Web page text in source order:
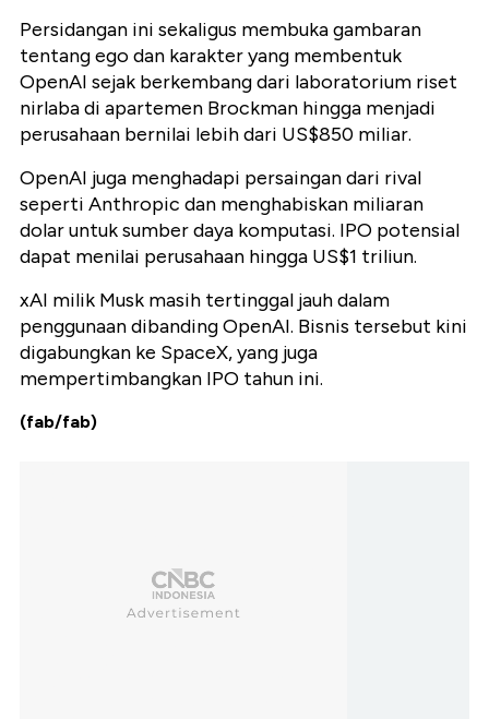
Persidangan ini sekaligus membuka gambaran
tentang ego dan karakter yang membentuk
OpenAI sejak berkembang dari laboratorium riset
nirlaba di apartemen Brockman hingga menjadi
perusahaan bernilai lebih dari US$850 miliar.
OpenAI juga menghadapi persaingan dari rival
seperti Anthropic dan menghabiskan miliaran
dolar untuk sumber daya komputasi. IPO potensial
dapat menilai perusahaan hingga US$1 triliun.
xAI milik Musk masih tertinggal jauh dalam
penggunaan dibanding OpenAI. Bisnis tersebut kini
digabungkan ke SpaceX, yang juga
mempertimbangkan IPO tahun ini.
(fab/fab)